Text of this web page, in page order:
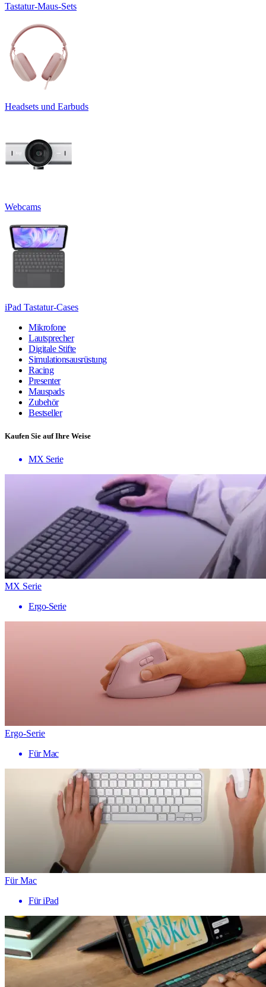
Tastatur-Maus-Sets
Headsets und Earbuds
Webcams
iPad Tastatur-Cases
Mikrofone
Lautsprecher
Digitale Stifte
Simulationsausrüstung
Racing
Presenter
Mauspads
Zubehör
Bestseller
Kaufen Sie auf Ihre Weise
MX Serie
MX Serie
Ergo-Serie
Ergo-Serie
Für Mac
Für Mac
Für iPad